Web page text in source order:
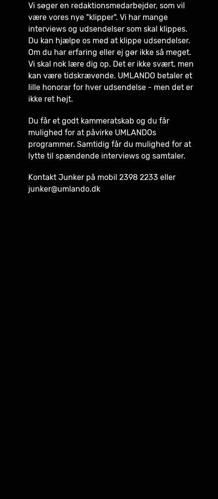
Vi søger en redaktionsmedarbejder, som vil
være vores nye "klipper". Vi har mange
interviews og udsendelser som skal klippes.
Du kan hjælpe os med at klippe udsendelser.
Om du har erfaring eller ej gør ikke så meget.
Vi skal nok lære dig op. Det er ikke svært, men
kan være tidskrævende. UMLANDO betaler et
lille honorar for hver udsendelse - men det er
ikke ret højt.
Du får et godt kammeratskab og du får
mulighed for at påvirke UMLANDOs
programmer. Samtidig får du mulighed for at
lytte til spændende interviews og samtaler.
Kontakt Junker på mobil 2398 2233 eller
junker@umlando.dk